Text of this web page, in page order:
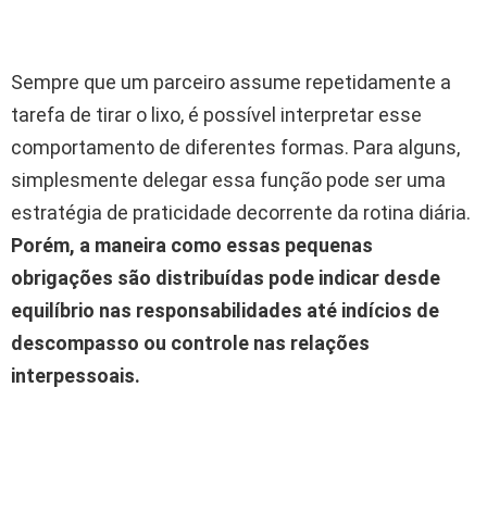
Sempre que um parceiro assume repetidamente a
tarefa de tirar o lixo, é possível interpretar esse
comportamento de diferentes formas. Para alguns,
simplesmente delegar essa função pode ser uma
estratégia de praticidade decorrente da rotina diária.
Porém, a maneira como essas pequenas
obrigações são distribuídas pode indicar desde
equilíbrio nas responsabilidades até indícios de
descompasso ou controle nas relações
interpessoais.